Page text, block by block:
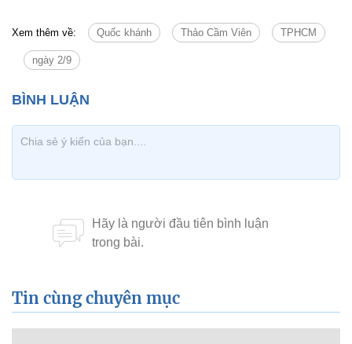
Xem thêm về: Quốc khánh Thảo Cầm Viên TPHCM
ngày 2/9
Tin cùng chuyên mục